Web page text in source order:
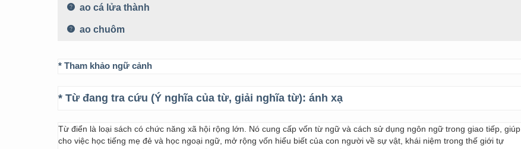
ao cá lửa thành
ao chuôm
* Tham khảo ngữ cảnh
* Từ đang tra cứu (Ý nghĩa của từ, giải nghĩa từ): ánh xạ
Từ điển là loại sách có chức năng xã hội rộng lớn. Nó cung cấp vốn từ ngữ và cách sử dụng ngôn ngữ trong giao tiếp, giúp
cho việc học tiếng mẹ đẻ và học ngoại ngữ, mở rộng vốn hiểu biết của con người về sự vật, khái niệm trong thế giới tự